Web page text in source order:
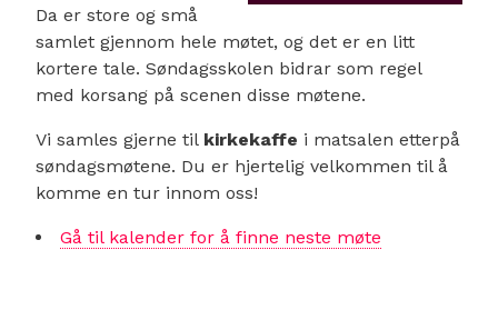
Da er store og små
samlet gjennom hele møtet, og det er en litt
kortere tale. Søndagsskolen bidrar som regel
med korsang på scenen disse møtene.
Vi samles gjerne til kirkekaffe i matsalen etterpå
søndagsmøtene. Du er hjertelig velkommen til å
komme en tur innom oss!
Gå til kalender for å finne neste møte